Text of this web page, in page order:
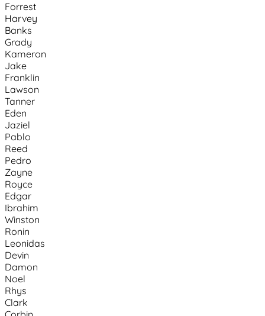
Forrest
Harvey
Banks
Grady
Kameron
Jake
Franklin
Lawson
Tanner
Eden
Jaziel
Pablo
Reed
Pedro
Zayne
Royce
Edgar
Ibrahim
Winston
Ronin
Leonidas
Devin
Damon
Noel
Rhys
Clark